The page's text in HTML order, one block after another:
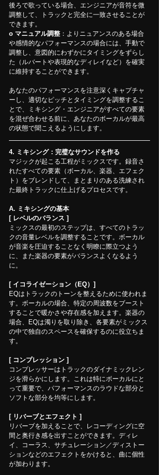
後ろで歌っている場合、エンジニアが音符を微
調整して、トラックと完全に一致させることが
できます。
o マニュアル調整 ：よりニュアンスのある場合
や感情的なパフォーマンスの場合には、手動で
調整し、意図的にわずかにタイミングをずらし
た（ルバートや表現的なディレイなど）を確実
に維持することができます。
あなたのパフォーマンスを注意深くキャプチャ
ーし、適切なピッチとタイミングを調整するこ
とで、ミキシング・エンジニアがすべての要素
を混ぜ合わせる前に、あなたのボーカルが最高
の状態で聞こえるようにします。
4. ミキシング：完璧なサウンドを作る
マジックが起こる工程がミックスです。録音さ
れたすべての要素（ボーカル、楽器、エフェク
ト）をブレンドして、まとまりのある洗練され
た最終トラックに仕上げるプロセスです。
A. ミキシングの基本
[ レベルのバランス ]
ミックスの最初のステップは、すべてのトラッ
クの音量レベルを調整することです。ボーカル
が音楽を圧迫することなく明瞭に際立つよう
に、また楽器の要素がバランスよくなるよう
に。
[ イコライゼーション（EQ）]
EQはトラックのトーンを整えるために使われま
す。ボーカルの場合、特定の周波数をブースト
することで暖かさや存在感を加えます。楽器の
場合、EQは濁りを取り除き、各要素がミックス
の中で独自のスペースを確保するのに役立ちま
す。
[ コンプレッション ]
コンプレッサーはトラックのダイナミックレン
ジを滑らかにします。これは特にボーカルにと
って重要で、パフォーマンスのラウドな部分と
ソフトな部分を均等にします。
[ リバーブとエフェクト ]
リバーブを加えることで、レコーディングに空
間と奥行き感を出すことができます。ディレ
イ、コーラス、サチュレーション／ディストー
ションなどのエフェクトをかけると、曲に個性
が加わります。